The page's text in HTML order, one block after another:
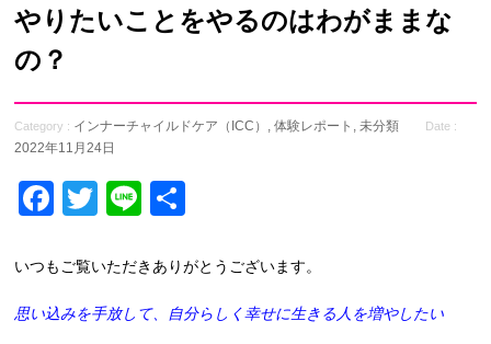
やりたいことをやるのはわがままな
の？
Category : インナーチャイルドケア（ICC） ,体験レポート ,未分類 Date :
2022年11月24日
Facebook
Twitter
Line
いつもご覧いただきありがとうございます。
思い込みを手放して、自分らしく幸せに生きる人を増やしたい